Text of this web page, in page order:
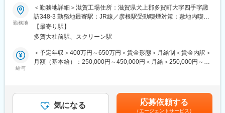
眼科薬トップ製薬企業である同社にて製造オペレーターとしてご
活躍頂ける方を募集致します。
※借り上げ社宅制度がある為、他都道府県からのご応募も歓迎致し
ます。
■業務内容：
医薬品の製造業務で、点眼薬の調剤・充填・検査・包装・準備作
■評価制度：
勤務地
＜勤務地詳細＞滋賀工場住所：滋賀県犬上郡多賀町大字四手字諏
訪348-3 勤務地最寄駅：JR線／彦根駅受動喫煙対策：敷地内喫煙
可能場所あり変更の範囲：会社の定める事業所
【最寄り駅】
多賀大社前駅、スクリーン駅
給与
＜予定年収＞400万円～650万円＜賃金形態＞月給制＜賃金内訳＞
月額（基本給）：250,000円～450,000円＜月給＞250,000円～
手当は月約2万円～3万円・賞与 年1回支給・基本給改定 年1回
（4月）賃金はあくまでも目安の金額であり、選考を通じて上下す
気になる 応募依頼する
（エージェントサービス）